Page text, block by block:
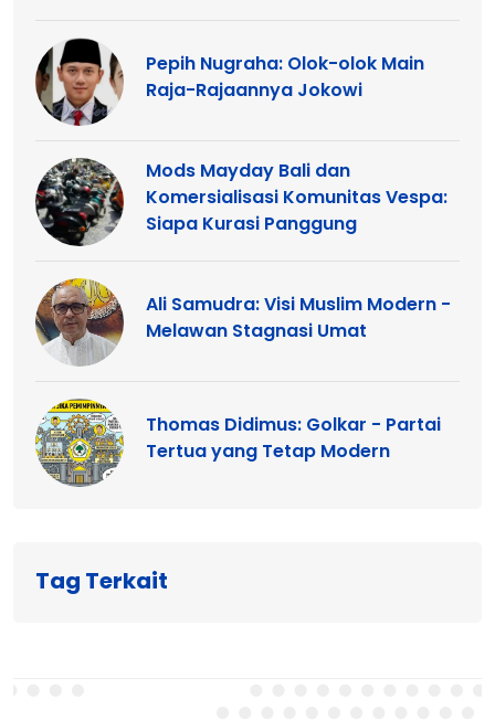
Pepih Nugraha: Olok-olok Main
Raja-Rajaannya Jokowi
Mods Mayday Bali dan
Komersialisasi Komunitas Vespa:
Siapa Kurasi Panggung
Ali Samudra: Visi Muslim Modern -
Melawan Stagnasi Umat
Thomas Didimus: Golkar - Partai
Tertua yang Tetap Modern
Tag Terkait